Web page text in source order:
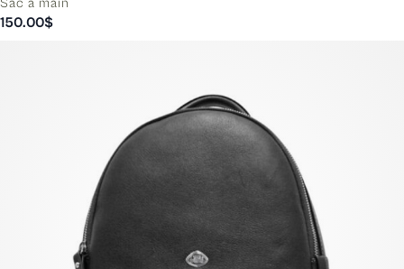
Sac a main
150.00$